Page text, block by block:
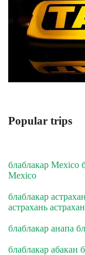
Popular trips
блаблакар Mexico
Mexico
блаблакар
астрахань
блаблакар анапа
блаблакар абакан